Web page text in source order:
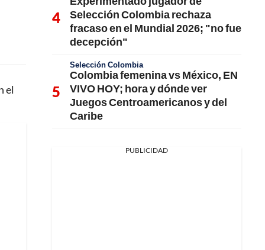
el
Selección Colombia rechaza
fracaso en el Mundial 2026; "no fue
decepción"
Selección Colombia
Colombia femenina vs México, EN
VIVO HOY; hora y dónde ver
Juegos Centroamericanos y del
Caribe
PUBLICIDAD